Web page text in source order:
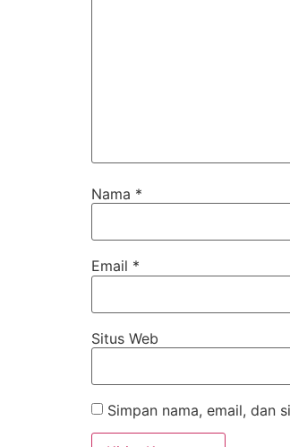
Nama *
Email *
Situs Web
Simpan nama, email, dan